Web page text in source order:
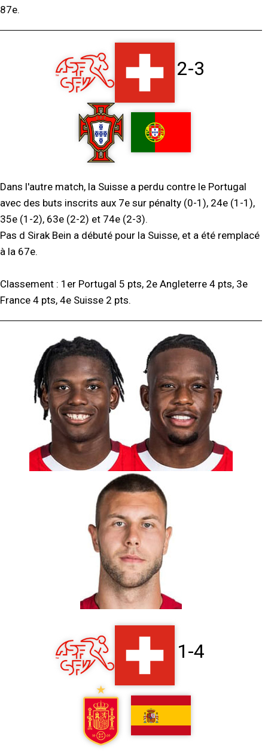
87e.
2-3
Dans l'autre match, la Suisse a perdu contre le Portugal
avec des buts inscrits aux 7e sur pénalty (0-1), 24e (1-1),
35e (1-2), 63e (2-2) et 74e (2-3).
Pas d Sirak Bein a débuté pour la Suisse, et a été remplacé
à la 67e.
Classement : 1er Portugal 5 pts, 2e Angleterre 4 pts, 3e
France 4 pts, 4e Suisse 2 pts.
1-4